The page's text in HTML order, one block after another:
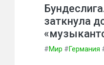
заткнула
#Мир #Германия